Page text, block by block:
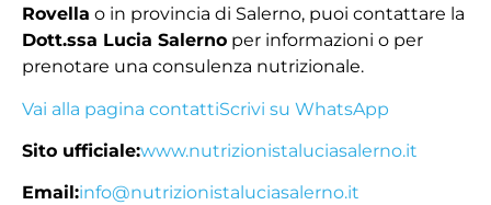
Rovella o in provincia di Salerno, puoi contattare la
Dott.ssa Lucia Salerno per informazioni o per
prenotare una consulenza nutrizionale.
Vai alla pagina contattiScrivi su WhatsApp
Sito ufficiale:www.nutrizionistaluciasalerno.it
Email:info@nutrizionistaluciasalerno.it